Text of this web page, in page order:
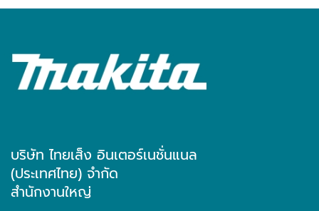
บริษัท ไทยเส็ง อินเตอร์เนชั่นแนล
(ประเทศไทย) จำกัด
สำนักงานใหญ่